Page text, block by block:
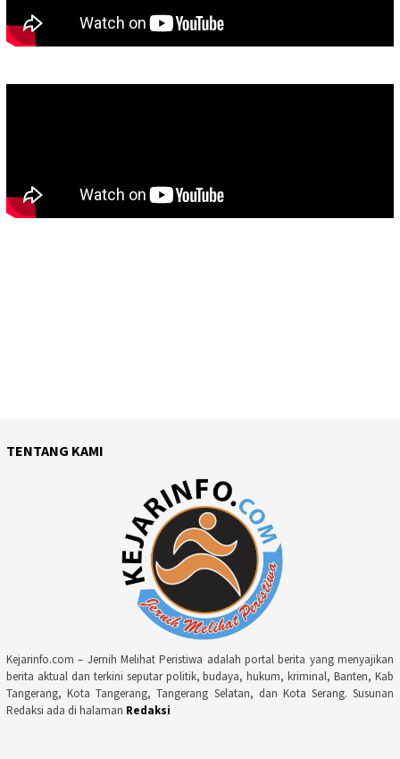
TENTANG KAMI
Kejarinfo.com – Jernih Melihat Peristiwa adalah portal berita yang menyajikan
berita aktual dan terkini seputar politik, budaya, hukum, kriminal, Banten, Kab
Tangerang, Kota Tangerang, Tangerang Selatan, dan Kota Serang. Susunan
Redaksi ada di halaman Redaksi